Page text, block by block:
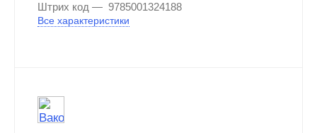
Штрих код
9785001324188
Все характеристики